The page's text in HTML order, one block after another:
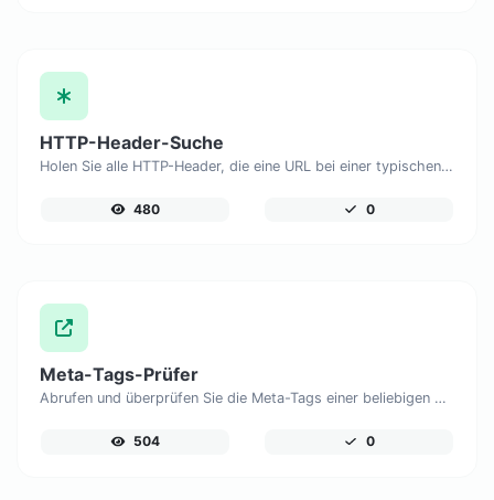
HTTP-Header-Suche
Holen Sie alle HTTP-Header, die eine URL bei einer typischen GET-Anfrage zurückgibt.
480 0
Meta-Tags-Prüfer
Abrufen und überprüfen Sie die Meta-Tags einer beliebigen Website.
504 0